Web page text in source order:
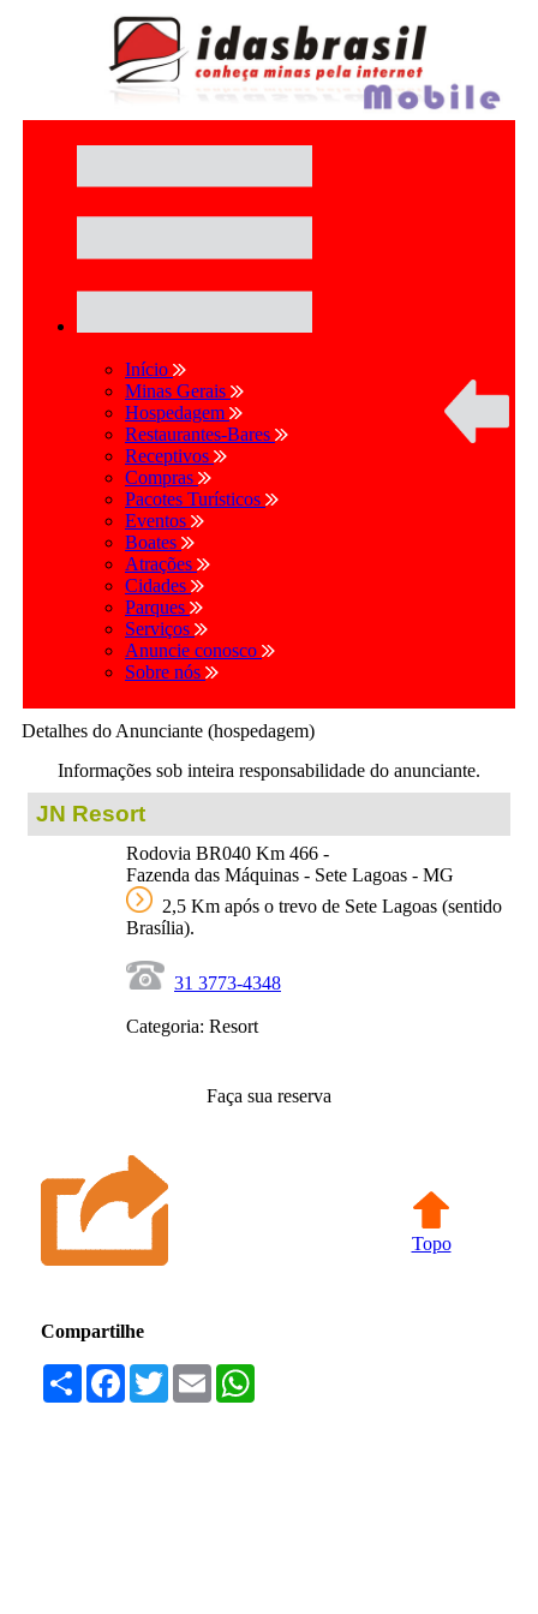
Início
Minas Gerais
Hospedagem
Restaurantes-Bares
Receptivos
Compras
Pacotes Turísticos
Eventos
Boates
Atrações
Cidades
Parques
Serviços
Anuncie conosco
Sobre nós
Detalhes do Anunciante (hospedagem)
Informações sob inteira responsabilidade do anunciante.
JN Resort
Rodovia BR040 Km 466 -
Fazenda das Máquinas - Sete Lagoas - MG
2,5 Km após o trevo de Sete Lagoas (sentido
Brasília).
31 3773-4348
Categoria: Resort
Faça sua reserva
Topo
Compartilhe
Compartilhar
Facebook
TwitterEmail